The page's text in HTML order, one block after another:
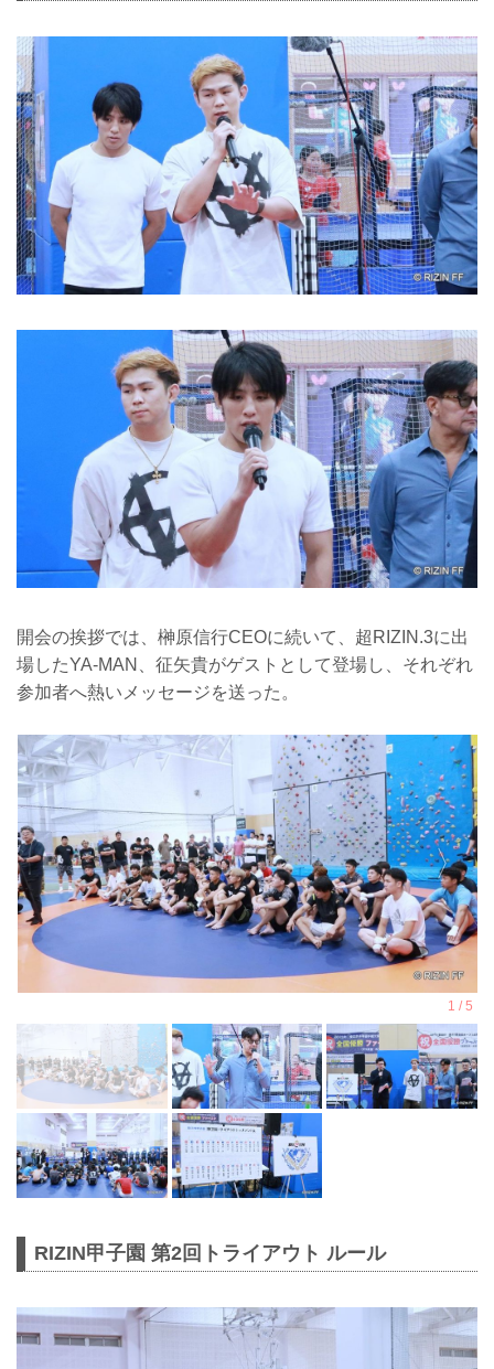
開会の挨拶では、榊原信行CEOに続いて、超RIZIN.3に出
場したYA-MAN、征矢貴がゲストとして登場し、それぞれ
参加者へ熱いメッセージを送った。
RIZIN甲子園 第2回トライアウト ルール